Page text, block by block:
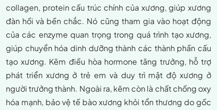
collagen, protein cấu trúc chính của xương, giúp xương
đàn hồi và bền chắc. Nó cũng tham gia vào hoạt động
của các enzyme quan trọng trong quá trình tạo xương,
giúp chuyển hóa dinh dưỡng thành các thành phần cấu
tạo xương. Kẽm điều hòa hormone tăng trưởng, hỗ trợ
phát triển xương ở trẻ em và duy trì mật độ xương ở
người trưởng thành. Ngoài ra, kẽm còn là chất chống oxy
hóa mạnh, bảo vệ tế bào xương khỏi tổn thương do gốc